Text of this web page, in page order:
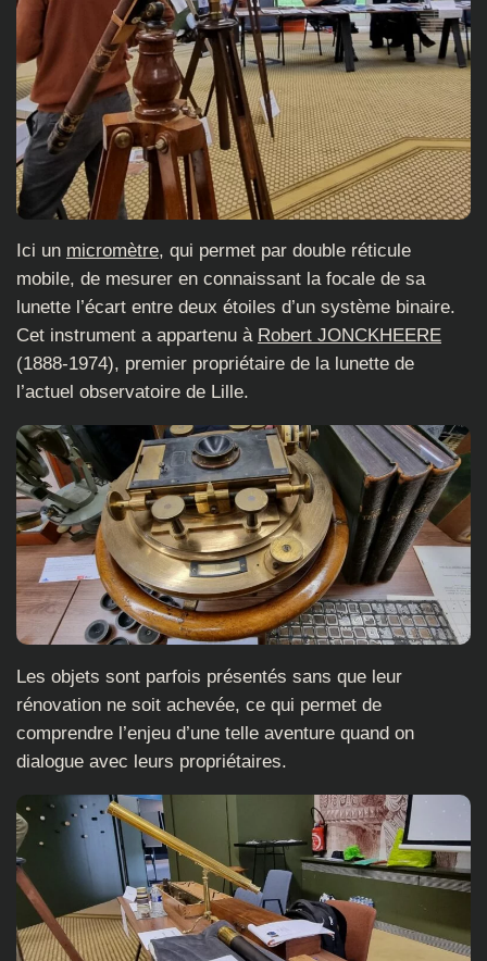
Ici un micromètre, qui permet par double réticule
mobile, de mesurer en connaissant la focale de sa
lunette l’écart entre deux étoiles d’un système binaire.
Cet instrument a appartenu à Robert JONCKHEERE
(1888-1974), premier propriétaire de la lunette de
l’actuel observatoire de Lille.
Les objets sont parfois présentés sans que leur
rénovation ne soit achevée, ce qui permet de
comprendre l’enjeu d’une telle aventure quand on
dialogue avec leurs propriétaires.